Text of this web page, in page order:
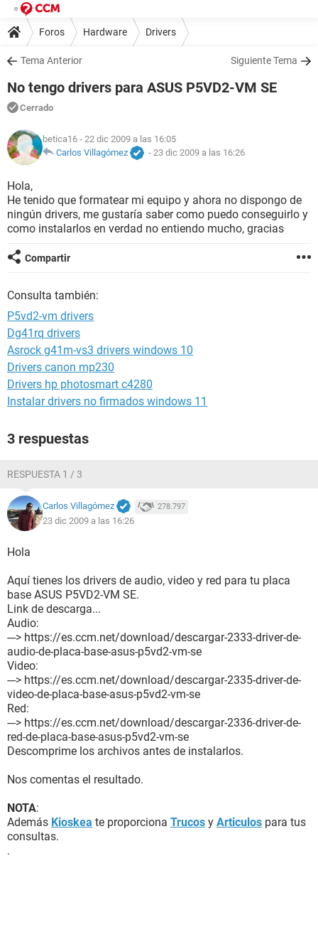
Foros Hardware Drivers
Tema Anterior Siguiente Tema
No tengo drivers para ASUS P5VD2-VM SE
Cerrado
betica16 - 22 dic 2009 a las 16:05
Carlos Villagómez
- 23 dic 2009 a las 16:26
Hola,
He tenido que formatear mi equipo y ahora no dispongo de
ningún drivers, me gustaría saber como puedo conseguirlo y
como instalarlos en verdad no entiendo mucho, gracias
Compartir
Consulta también:
P5vd2-vm drivers
Dg41rq drivers
Asrock g41m-vs3 drivers windows 10
Drivers canon mp230
Drivers hp photosmart c4280
Instalar drivers no firmados windows 11
3 respuestas
RESPUESTA 1 / 3
Carlos Villagómez 278.797
23 dic 2009 a las 16:26
Hola
Aquí tienes los drivers de audio, video y red para tu placa
base ASUS P5VD2-VM SE.
Link de descarga...
Audio:
---> https://es.ccm.net/download/descargar-2333-driver-de-
audio-de-placa-base-asus-p5vd2-vm-se
Video:
---> https://es.ccm.net/download/descargar-2335-driver-de-
video-de-placa-base-asus-p5vd2-vm-se
Red:
---> https://es.ccm.net/download/descargar-2336-driver-de-
red-de-placa-base-asus-p5vd2-vm-se
Descomprime los archivos antes de instalarlos.
Nos comentas el resultado.
NOTA:
Además Kioskea te proporciona Trucos y Articulos para tus
consultas.
.